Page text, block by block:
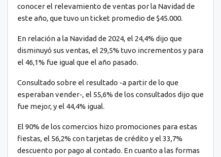
conocer el relevamiento de ventas por la Navidad de
este año, que tuvo un ticket promedio de $45.000.
En relación a la Navidad de 2024, el 24,4% dijo que
disminuyó sus ventas, el 29,5% tuvo incrementos y para
el 46,1% fue igual que el año pasado.
Consultado sobre el resultado -a partir de lo que
esperaban vender-, el 55,6% de los consultados dijo que
fue mejor, y el 44,4% igual.
El 90% de los comercios hizo promociones para estas
fiestas, el 56,2% con tarjetas de crédito y el 33,7%
descuento por pago al contado. En cuanto a las formas